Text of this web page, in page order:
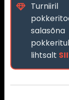
Turniiril
lihtsalt